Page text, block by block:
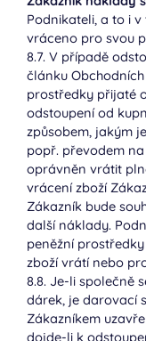
Podnikateli, a to i
vráceno pro svou
8.7. V případě
článku
prostředky přijaté
odstoupení od
způsobem, jakým
popř. převodem
oprávněn vrátit
vrácení zboží
Zákazník bude
další náklady.
peněžní
zboží vrátí nebo
8.8. Je-li společně
dárek, je darovací
Zákazníkem
dojde-li k